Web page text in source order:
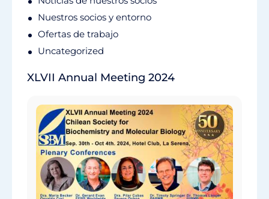
Nuestros socios y entorno
Ofertas de trabajo
Uncategorized
XLVII Annual Meeting 2024